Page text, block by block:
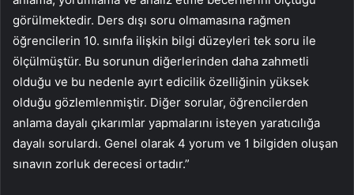
görülmektedir. Ders dışı soru olmamasına rağmen
öğrencilerin 10. sınıfa ilişkin bilgi düzeyleri tek soru ile
ölçülmüştür. Bu sorunun diğerlerinden daha zahmetli
olduğu ve bu nedenle ayırt edicilik özelliğinin yüksek
olduğu gözlemlenmiştir. Diğer sorular, öğrencilerden
anlama dayalı çıkarımlar yapmalarını isteyen yaratıcılığa
dayalı sorulardı. Genel olarak 4 yorum ve 1 bilgiden oluşan
sınavın zorluk derecesi ortadır.”